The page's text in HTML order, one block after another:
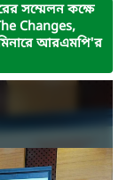
সম্মেলন কক্ষে
Changes,
আরএমপি'র